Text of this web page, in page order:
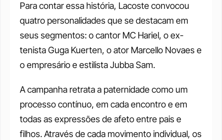
Para contar essa história, Lacoste convocou
quatro personalidades que se destacam em
seus segmentos: o cantor MC Hariel, o ex-
tenista Guga Kuerten, o ator Marcello Novaes e
o empresário e estilista Jubba Sam.
A campanha retrata a paternidade como um
processo contínuo, em cada encontro e em
todas as expressões de afeto entre pais e
filhos. Através de cada movimento individual, os